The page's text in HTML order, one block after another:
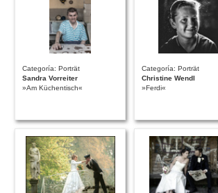
Categoría: Porträt
Sandra Vorreiter
»Am Küchentisch«
Categoría: Porträt
Christine Wendl
»Ferdi«